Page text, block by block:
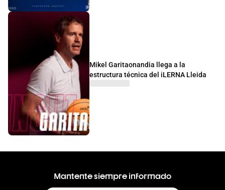
Mikel Garitaonandia llega a la
estructura técnica del iLERNA Lleida
Mantente siempre informado